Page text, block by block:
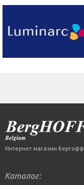
Интернет магазин Бергофф
Каталог: